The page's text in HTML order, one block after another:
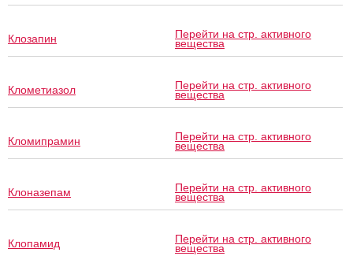
Клозапин Перейти на стр. активного
вещества
Клометиазол Перейти на стр. активного
вещества
Кломипрамин Перейти на стр. активного
вещества
Клоназепам Перейти на стр. активного
вещества
Клопамид Перейти на стр. активного
вещества